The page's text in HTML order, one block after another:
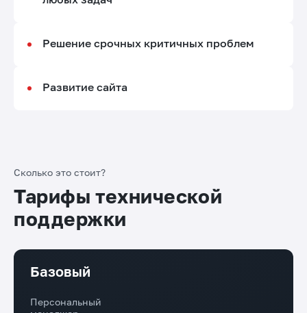
Решение срочных критичных проблем
Развитие сайта
Сколько это стоит?
Тарифы технической
поддержки
Базовый
Персональный